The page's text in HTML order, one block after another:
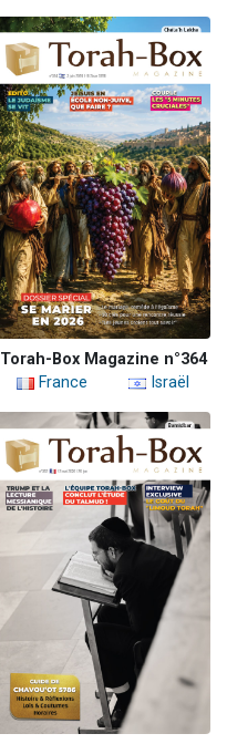
Torah-Box Magazine n°364
France
Israël